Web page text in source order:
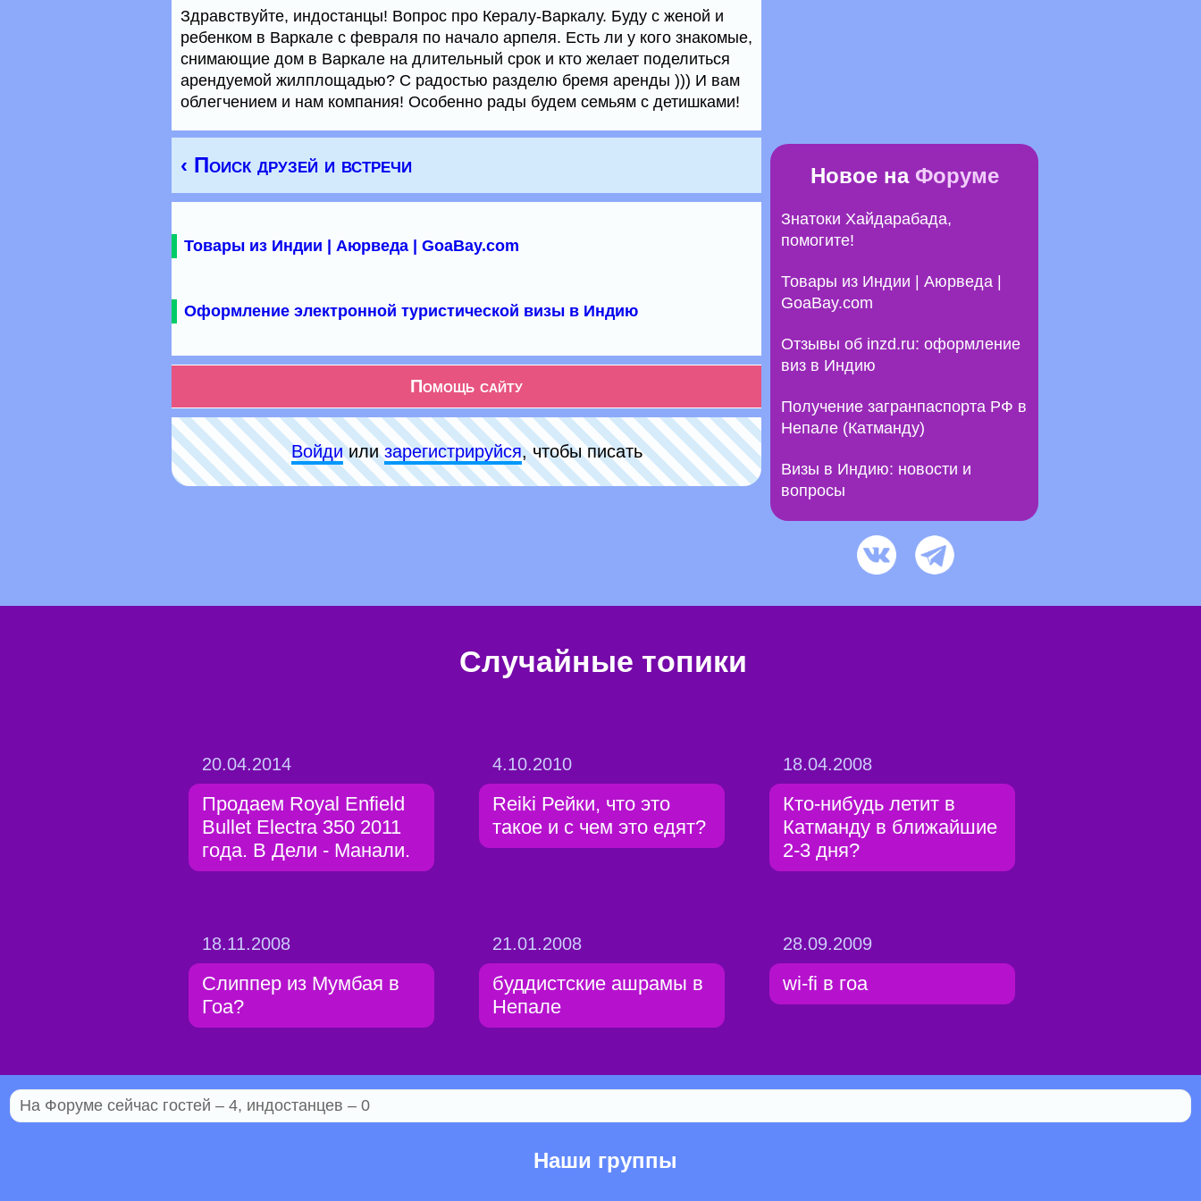
Здравствуйте, индостанцы! Вопрос про Кералу-Варкалу. Буду с женой и
ребенком в Варкале с февраля по начало арпеля. Есть ли у кого знакомые,
снимающие дом в Варкале на длительный срок и кто желает поделиться
арендуемой жилплощадью? С радостью разделю бремя аренды ))) И вам
облегчением и нам компания! Особенно рады будем семьям с детишками!
‹ Поиск друзей и встречи
Товары из Индии | Аюрведа | GoaBay.com
Оформление электронной туристической визы в Индию
Помощь сайту
Войдиилизарeгиcтpируйся, чтобы писать
Новое на Форуме
Знатоки Хайдарабада,
помогите!
Товары из Индии | Аюрведа |
GoaBay.com
Отзывы об inzd.ru: оформление
виз в Индию
Получение загранпаспорта РФ в
Непале (Катманду)
Визы в Индию: новости и
вопросы
Случайные топики
20.04.2014
Продаем Royal Enfield
Bullet Electra 350 2011
года. В Дели - Манали.
4.10.2010
Reiki Рейки, что это
такое и с чем это едят?
18.04.2008
Кто-нибудь летит в
Катманду в ближайшие
2-3 дня?
18.11.2008
Слиппер из Мумбая в
Гоа?
21.01.2008
буддистские ашрамы в
Непале
28.09.2009
wi-fi в гоа
На Форуме сейчас гостей – 4, индостанцев – 0
Наши группы